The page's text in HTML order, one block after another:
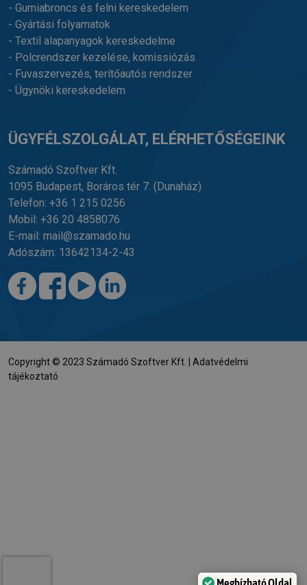
- Gumiabroncs és felni kereskedelem
- Gyártási folyamatok
- Textil alapanyagok kereskedelme
- Polcrendszer kezelése, komissiózás
- Fuvaszervezés, terítőautós rendszer
- Ügynöki kereskedelem
ÜGYFÉLSZOLGÁLAT, ELÉRHETŐSÉGEINK
Számadó Szoftver Kft.
1095 Budapest, Boráros tér 7. (Dunaház)
Telefon: +36 1 215 0256
Mobil: +36 20 4858076
E-mail: mail@szamado.hu
Adószám: 13642134-2-43
Copyright © 2023 Számadó Szoftver Kft. | Adatvédelmi
tájékoztató